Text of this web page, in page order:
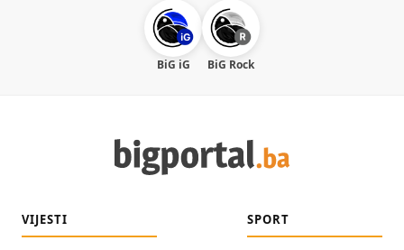
BiG iG BiG Rock
VIJESTI SPORT